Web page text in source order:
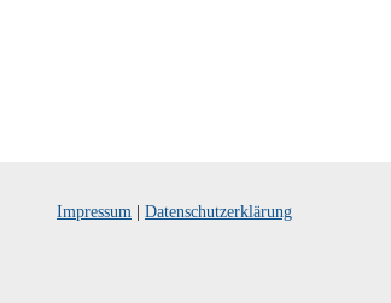
Impressum Datenschutzerklärung